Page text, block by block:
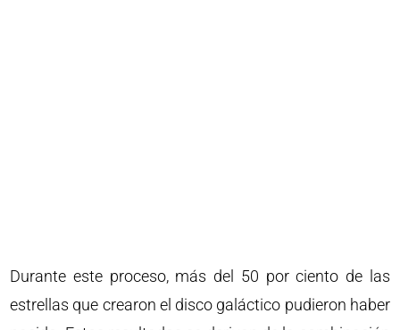
Durante este proceso, más del 50 por ciento de las
estrellas que crearon el disco galáctico pudieron haber